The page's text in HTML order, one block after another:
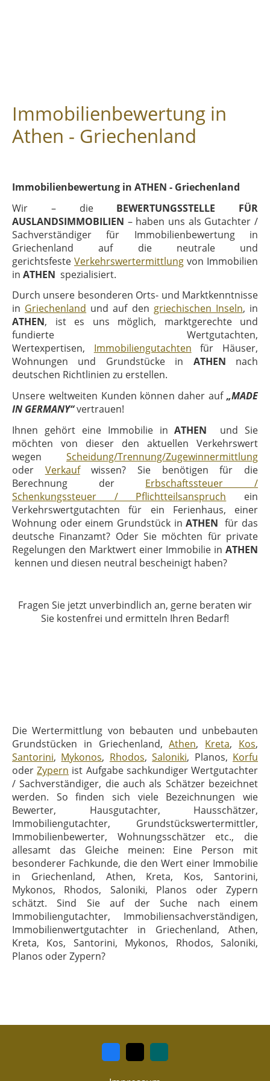
Immobilienbewertung in
Athen - Griechenland
Immobilienbewertung in ATHEN - Griechenland
Wir – die BEWERTUNGSSTELLE FÜR
AUSLANDSIMMOBILIEN – haben uns als Gutachter /
Sachverständiger für Immobilienbewertung in
Griechenland auf die neutrale und
gerichtsfeste Verkehrswertermittlung von Immobilien
in ATHEN spezialisiert.
Durch unsere besonderen Orts- und Marktkenntnisse
in Griechenland und auf den griechischen Inseln, in
ATHEN, ist es uns möglich, marktgerechte und
fundierte Wertgutachten,
Wertexpertisen, Immobiliengutachten für Häuser,
Wohnungen und Grundstücke in ATHEN nach
deutschen Richtlinien zu erstellen.
Unsere weltweiten Kunden können daher auf „MADE
IN GERMANY“vertrauen!
Ihnen gehört eine Immobilie inATHEN und Sie
möchten von dieser den aktuellen Verkehrswert
wegen Scheidung/Trennung/Zugewinnermittlung
oder Verkaufwissen? Sie benötigen für die
Berechnung der Erbschaftssteuer /
Schenkungssteuer / Pflichtteilsanspruch ein
Verkehrswertgutachten für ein Ferienhaus, einer
Wohnung oder einem Grundstück inATHEN für das
deutsche Finanzamt? Oder Sie möchten für private
Regelungen den Marktwert einer Immobilie in ATHEN
kennen und diesen neutral bescheinigt haben?
Fragen Sie jetzt unverbindlich an, gerne beraten wir
Sie kostenfrei und ermitteln Ihren Bedarf!
Die Wertermittlung von bebauten und unbebauten
Grundstücken in Griechenland,Athen, Kreta, Kos,
Santorini, Mykonos, Rhodos,Saloniki, Planos, Korfu
oderZypern ist Aufgabe sachkundiger Wertgutachter
/ Sachverständiger, die auch als Schätzer bezeichnet
werden. So finden sich viele Bezeichnungen wie
Bewerter, Hausgutachter, Hausschätzer,
Immobiliengutachter, Grundstückswertermittler,
Immobilienbewerter, Wohnungsschätzer etc., die
allesamt das Gleiche meinen: Eine Person mit
besonderer Fachkunde, die den Wert einer Immobilie
in Griechenland, Athen, Kreta, Kos, Santorini,
Mykonos, Rhodos, Saloniki, Planos oder Zypern
schätzt. Sind Sie auf der Suche nach einem
Immobiliengutachter, Immobiliensachverständigen,
Immobilienwertgutachter in Griechenland, Athen,
Kreta, Kos, Santorini, Mykonos, Rhodos, Saloniki,
Planos oder Zypern?